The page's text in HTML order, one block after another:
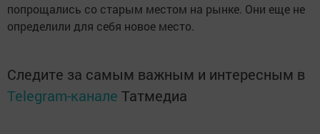
попрощались со старым местом на рынке. Они еще не
определили для себя новое место.
Следите за самым важным и интересным в
Telegram-канале Татмедиа